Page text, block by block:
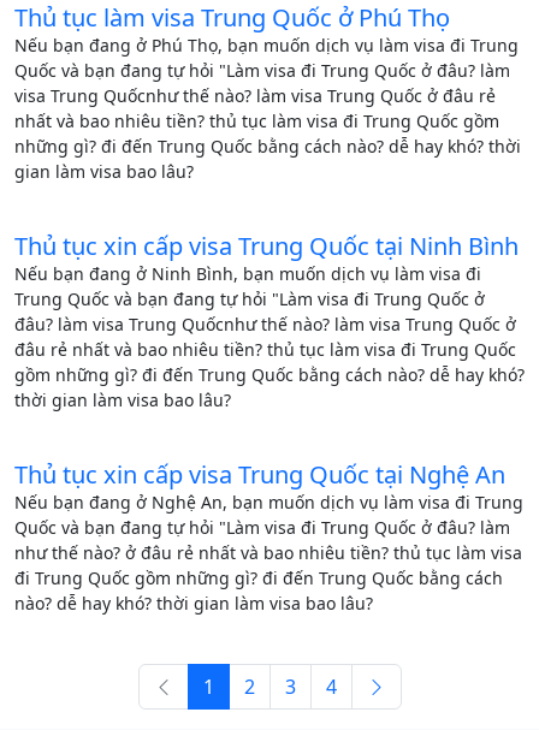
Thủ tục làm visa Trung Quốc ở Phú Thọ
Nếu bạn đang ở Phú Thọ, bạn muốn dịch vụ làm visa đi Trung
Quốc và bạn đang tự hỏi "Làm visa đi Trung Quốc ở đâu? làm
visa Trung Quốcnhư thế nào? làm visa Trung Quốc ở đâu rẻ
nhất và bao nhiêu tiền? thủ tục làm visa đi Trung Quốc gồm
những gì? đi đến Trung Quốc bằng cách nào? dễ hay khó? thời
gian làm visa bao lâu?
Thủ tục xin cấp visa Trung Quốc tại Ninh Bình
Nếu bạn đang ở Ninh Bình, bạn muốn dịch vụ làm visa đi
Trung Quốc và bạn đang tự hỏi "Làm visa đi Trung Quốc ở
đâu? làm visa Trung Quốcnhư thế nào? làm visa Trung Quốc ở
đâu rẻ nhất và bao nhiêu tiền? thủ tục làm visa đi Trung Quốc
gồm những gì? đi đến Trung Quốc bằng cách nào? dễ hay khó?
thời gian làm visa bao lâu?
Thủ tục xin cấp visa Trung Quốc tại Nghệ An
Nếu bạn đang ở Nghệ An, bạn muốn dịch vụ làm visa đi Trung
Quốc và bạn đang tự hỏi "Làm visa đi Trung Quốc ở đâu? làm
như thế nào? ở đâu rẻ nhất và bao nhiêu tiền? thủ tục làm visa
đi Trung Quốc gồm những gì? đi đến Trung Quốc bằng cách
nào? dễ hay khó? thời gian làm visa bao lâu?
1 2 3 4